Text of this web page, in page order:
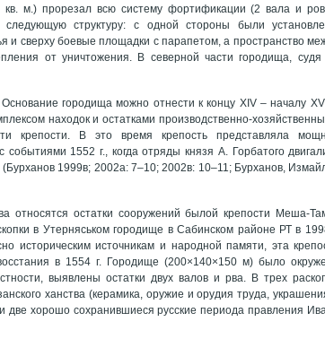
м.) прорезал всю систему фортификации (2 вала и
структуру: с одной стороны были
и сверху боевые площадки с парапетом, а пространство
от уничтожения. В северной части городища,
городища можно отнести к концу XIV – началу
находок и остатками производственно-
крепости. В это время крепость представляла
1552 г., когда отряды князя А. Горбатого
1999в; 2002а: 7–10; 2002в: 10–11; Бурханов,
относятся остатки сооружений былой крепости Меша-
в Утерняськом городище в Сабинском районе РТ в
историческим источникам и народной памяти, эта
в 1554 г. Городище (200×140×150 м) было
выявлены остатки двух валов и рва. В трех
ханства (керамика, оружие и орудия труда,
две хорошо сохранившиеся русские периода правления